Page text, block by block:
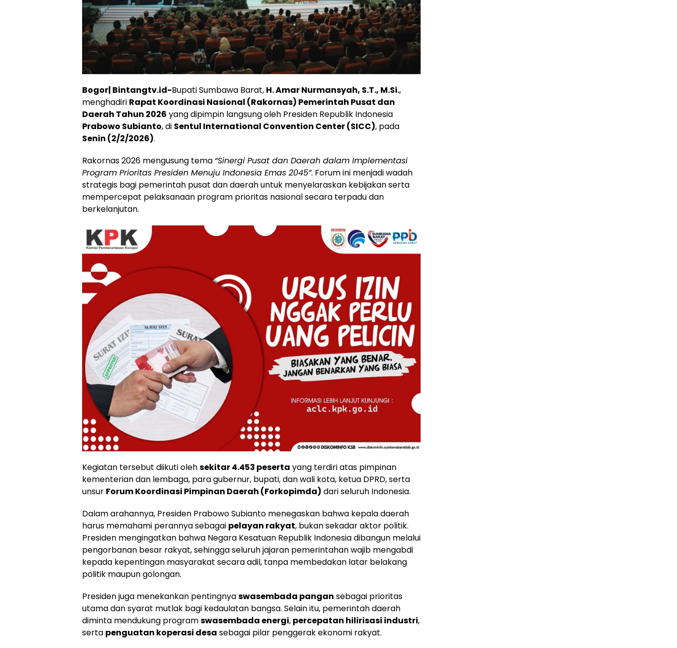
Bogor| Bintangtv.id-Bupati Sumbawa Barat, H. Amar Nurmansyah, S.T., M.Si.,
menghadiri Rapat Koordinasi Nasional (Rakornas) Pemerintah Pusat dan
Daerah Tahun 2026 yang dipimpin langsung oleh Presiden Republik Indonesia
Prabowo Subianto, di Sentul International Convention Center (SICC), pada
Senin (2/2/2026).
Rakornas 2026 mengusung tema “Sinergi Pusat dan Daerah dalam Implementasi
Program Prioritas Presiden Menuju Indonesia Emas 2045”. Forum ini menjadi wadah
strategis bagi pemerintah pusat dan daerah untuk menyelaraskan kebijakan serta
mempercepat pelaksanaan program prioritas nasional secara terpadu dan
berkelanjutan.
Kegiatan tersebut diikuti olehsekitar 4.453 peserta yang terdiri atas pimpinan
kementerian dan lembaga, para gubernur, bupati, dan wali kota, ketua DPRD, serta
unsur Forum Koordinasi Pimpinan Daerah (Forkopimda) dari seluruh Indonesia.
Dalam arahannya, Presiden Prabowo Subianto menegaskan bahwa kepala daerah
harus memahami perannya sebagai pelayan rakyat, bukan sekadar aktor politik.
Presiden mengingatkan bahwa Negara Kesatuan Republik Indonesia dibangun melalui
pengorbanan besar rakyat, sehingga seluruh jajaran pemerintahan wajib mengabdi
kepada kepentingan masyarakat secara adil, tanpa membedakan latar belakang
politik maupun golongan.
Presiden juga menekankan pentingnyaswasembada pangan sebagai prioritas
utama dan syarat mutlak bagi kedaulatan bangsa. Selain itu, pemerintah daerah
diminta mendukung programswasembada energi, percepatan hilirisasi industri,
serta penguatan koperasi desa sebagai pilar penggerak ekonomi rakyat.